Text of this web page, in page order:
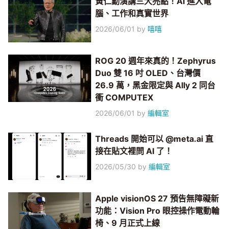
腦、工作和真實世界
2026/06/01 by 嘻嘻
ROG 20 週年來真的！Zephyrus
Duo 雙 16 吋 OLED、台灣價
26.9 萬，黑金限定與 Ally 2 同台
衝 COMPUTEX
2026/06/01 by編輯室
Threads 開始可以 @meta.ai 直
接在貼文裡問 AI 了！
2026/05/30 by編輯室
Apple visionOS 27 預告無障礙新
功能：Vision Pro 眼控操作電動輪
椅、9 月正式上線